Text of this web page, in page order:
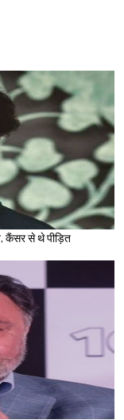
कैंसर से थे पीड़ित